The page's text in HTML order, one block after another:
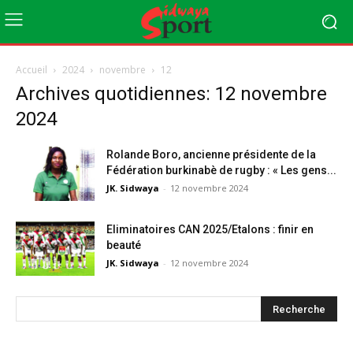
Accueil 2024 novembre 12
Archives quotidiennes: 12 novembre
2024
Rolande Boro, ancienne présidente de la
Fédération burkinabè de rugby : « Les gens...
JK. Sidwaya - 12 novembre 2024
Eliminatoires CAN 2025/Etalons : finir en
beauté
JK. Sidwaya - 12 novembre 2024